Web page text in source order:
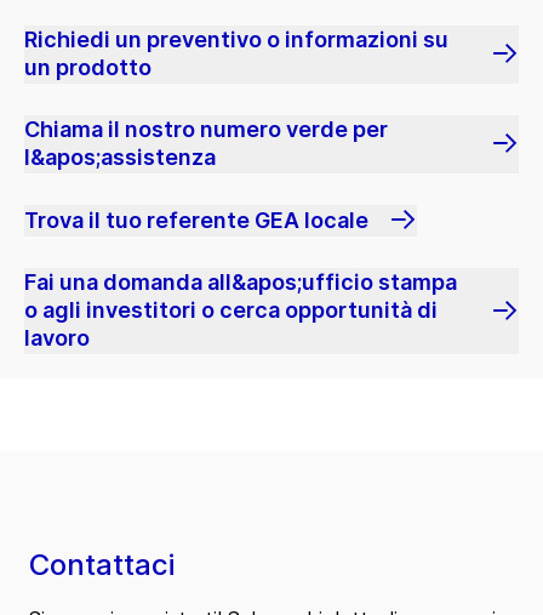
Richiedi un preventivo o informazioni su
un prodotto
Chiama il nostro numero verde per
l&apos;assistenza
Trova il tuo referente GEA locale
Fai una domanda all&apos;ufficio stampa
o agli investitori o cerca opportunità di
lavoro
Contattaci